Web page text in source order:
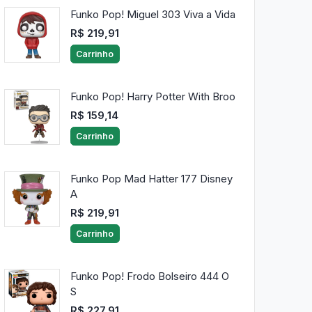
Funko Pop! Miguel 303 Viva a Vida
R$ 219,91
Carrinho
Funko Pop! Harry Potter With Broo
R$ 159,14
Carrinho
Funko Pop Mad Hatter 177 Disney
A
R$ 219,91
Carrinho
Funko Pop! Frodo Bolseiro 444 O
S